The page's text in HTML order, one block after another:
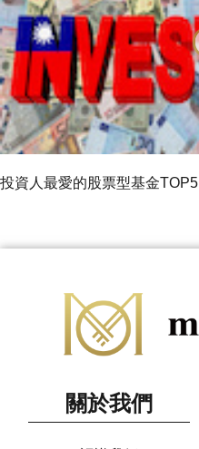
投資人最愛的股票型基金TOP5
關於我們